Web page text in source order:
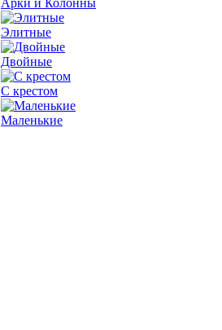
Арки и Колонны
Элитные
Двойные
С крестом
Маленькие